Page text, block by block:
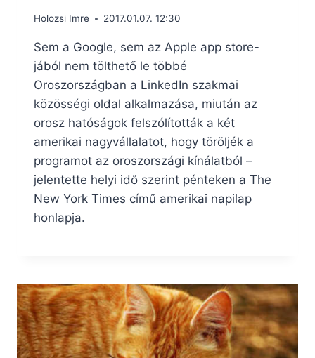
Holozsi Imre 2017.01.07. 12:30
Sem a Google, sem az Apple app store-
jából nem tölthető le többé
Oroszországban a LinkedIn szakmai
közösségi oldal alkalmazása, miután az
orosz hatóságok felszólították a két
amerikai nagyvállalatot, hogy töröljék a
programot az oroszországi kínálatból –
jelentette helyi idő szerint pénteken a The
New York Times című amerikai napilap
honlapja.